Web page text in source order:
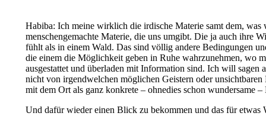
Habiba: Ich meine wirklich die irdische Materie samt dem,
menschengemachte Materie, die uns umgibt. Die ja auch ihre
fühlt als in einem Wald. Das sind völlig andere Bedingungen
die einem die Möglichkeit geben in Ruhe wahrzunehmen, wo
ausgestattet und überladen mit Information sind. Ich will sagen
nicht von irgendwelchen möglichen Geistern oder
mit dem Ort als ganz konkrete – ohnedies schon wundersame
Und dafür wieder einen Blick zu bekommen und das für etwas